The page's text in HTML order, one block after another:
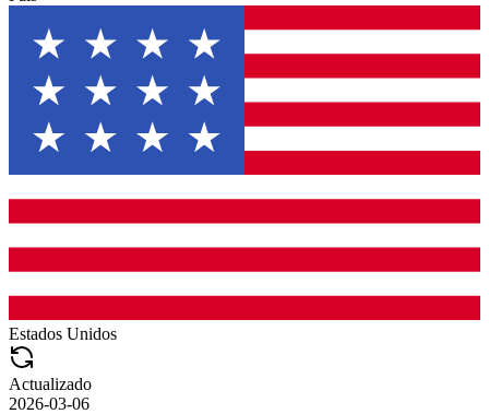
Estados Unidos
Actualizado
2026-03-06